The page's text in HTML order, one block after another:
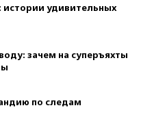
истории удивительных
зачем на суперъяхты
по следам